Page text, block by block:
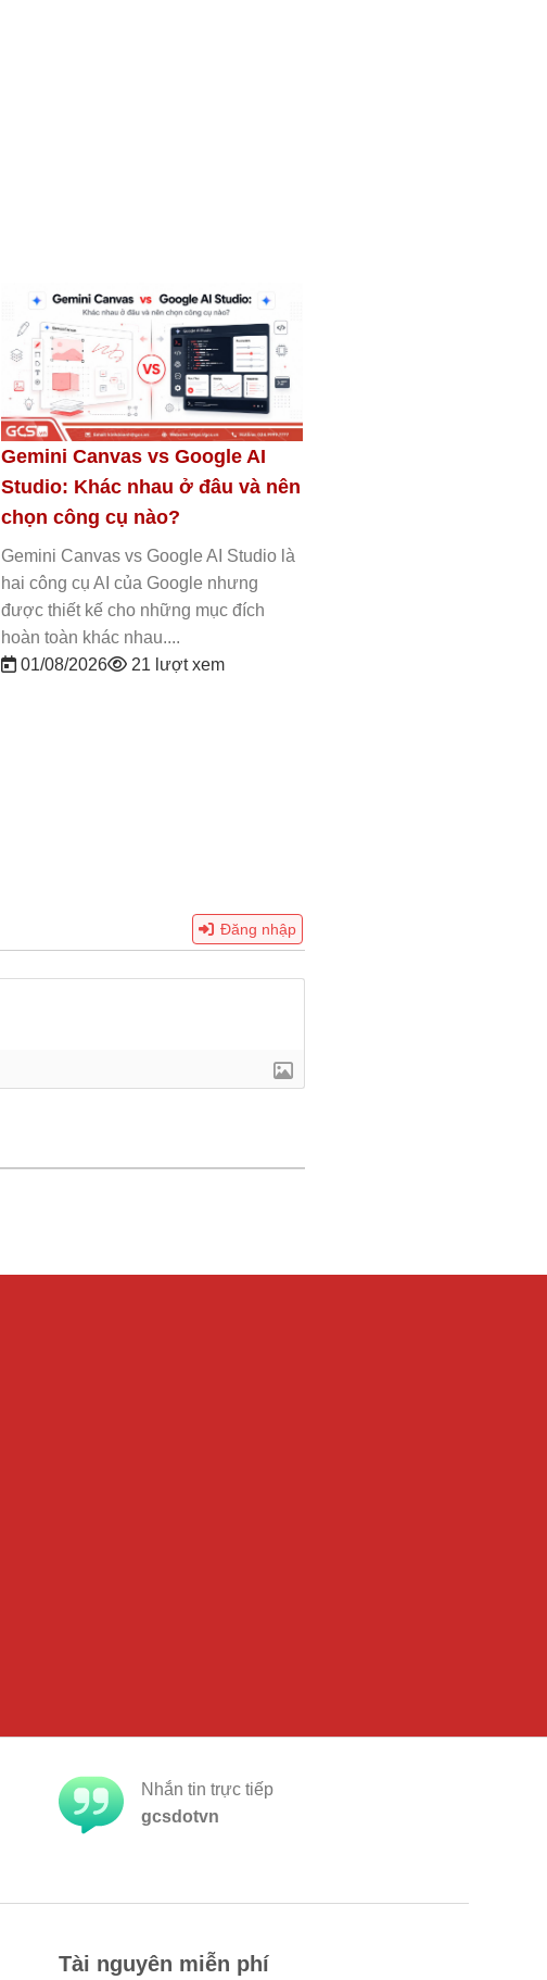
Gemini Canvas vs Google AI
Studio: Khác nhau ở đâu và nên
chọn công cụ nào?
Gemini Canvas vs Google AI Studio là
hai công cụ AI của Google nhưng
được thiết kế cho những mục đích
hoàn toàn khác nhau....
01/08/2026
21 lượt xem
Đăng nhập
Nhắn tin trực tiếp
gcsdotvn
Tài nguyên miễn phí